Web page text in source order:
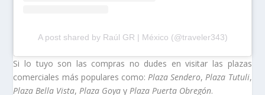
A post shared by Raúl GR | México (@traveler343)
Si lo tuyo son las compras no dudes en visitar las plazas
comerciales más populares como: Plaza Sendero, Plaza Tutuli,
Plaza Bella Vista, Plaza Goya y Plaza Puerta Obregón.